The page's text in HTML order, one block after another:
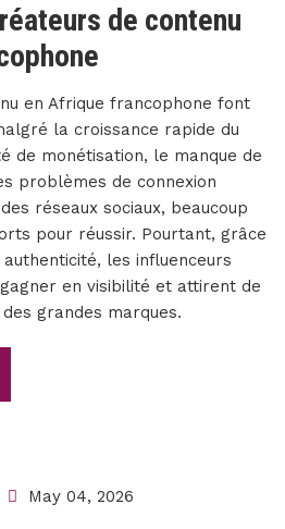
de contenu
en Afrique francophone font
la croissance rapide du
de monétisation, le manque de
problèmes de connexion
réseaux sociaux, beaucoup
pour réussir. Pourtant, grâce
les influenceurs
en visibilité et attirent de
grandes marques.
May 04, 2026